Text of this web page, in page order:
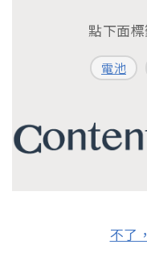
點下面
電池
不了